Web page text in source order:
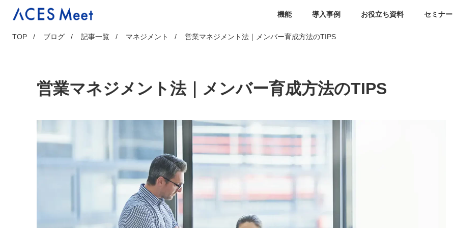
機能 導入事例 お役立ち資料 セミナー
TOP ブログ 記事一覧 マネジメント 営業マネジメント法｜メンバー育成方法のTIPS
営業マネジメント法｜メンバー育成方法のTIPS